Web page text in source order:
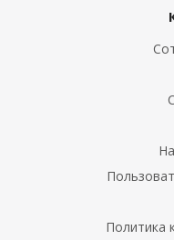
Политика